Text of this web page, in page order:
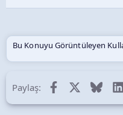
Bu Konuyu Görüntüleyen
Paylaş: FacebookX (Twitter)